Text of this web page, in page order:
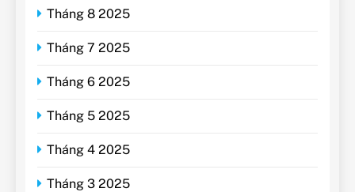
Tháng 8 2025
Tháng 7 2025
Tháng 6 2025
Tháng 5 2025
Tháng 4 2025
Tháng 3 2025